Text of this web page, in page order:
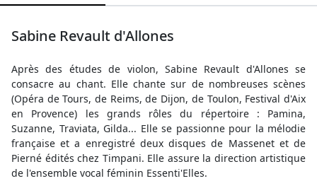
Sabine Revault d'Allones
Après des études de violon, Sabine Revault d'Allones se
consacre au chant. Elle chante sur de nombreuses scènes
(Opéra de Tours, de Reims, de Dijon, de Toulon, Festival d'Aix
en Provence) les grands rôles du répertoire : Pamina,
Suzanne, Traviata, Gilda... Elle se passionne pour la mélodie
française et a enregistré deux disques de Massenet et de
Pierné édités chez Timpani. Elle assure la direction artistique
de l'ensemble vocal féminin Essenti'Elles.